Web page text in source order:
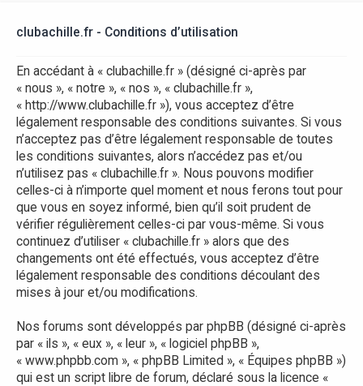
clubachille.fr - Conditions d’utilisation
En accédant à « clubachille.fr » (désigné ci-après par
« nous », « notre », « nos », « clubachille.fr »,
« http://www.clubachille.fr »), vous acceptez d’être
légalement responsable des conditions suivantes. Si vous
n’acceptez pas d’être légalement responsable de toutes
les conditions suivantes, alors n’accédez pas et/ou
n’utilisez pas « clubachille.fr ». Nous pouvons modifier
celles-ci à n’importe quel moment et nous ferons tout pour
que vous en soyez informé, bien qu’il soit prudent de
vérifier régulièrement celles-ci par vous-même. Si vous
continuez d’utiliser « clubachille.fr » alors que des
changements ont été effectués, vous acceptez d’être
légalement responsable des conditions découlant des
mises à jour et/ou modifications.
Nos forums sont développés par phpBB (désigné ci-après
par « ils », « eux », « leur », « logiciel phpBB »,
« www.phpbb.com », « phpBB Limited », « Équipes phpBB »)
qui est un script libre de forum, déclaré sous la licence «